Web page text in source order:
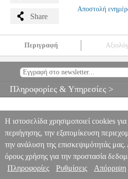
Share
Αποστολή
Περιγραφή
ΜΟΥΣΙΚΑ ΒΙΒΛΙΑ ΠΛΗΚΤΡΩΝ
0
Πληροφορίες & Υπηρεσίες >
Η ιστοσελίδα χρησιμοποιεί cookies
περιήγησης, την εξατομίκευση
την ανάλυση της επισκεψιμότητάς
όρους χρήσης για την προστασία
Πληροφορίες
Ρυθμίσεις Απόρριψη